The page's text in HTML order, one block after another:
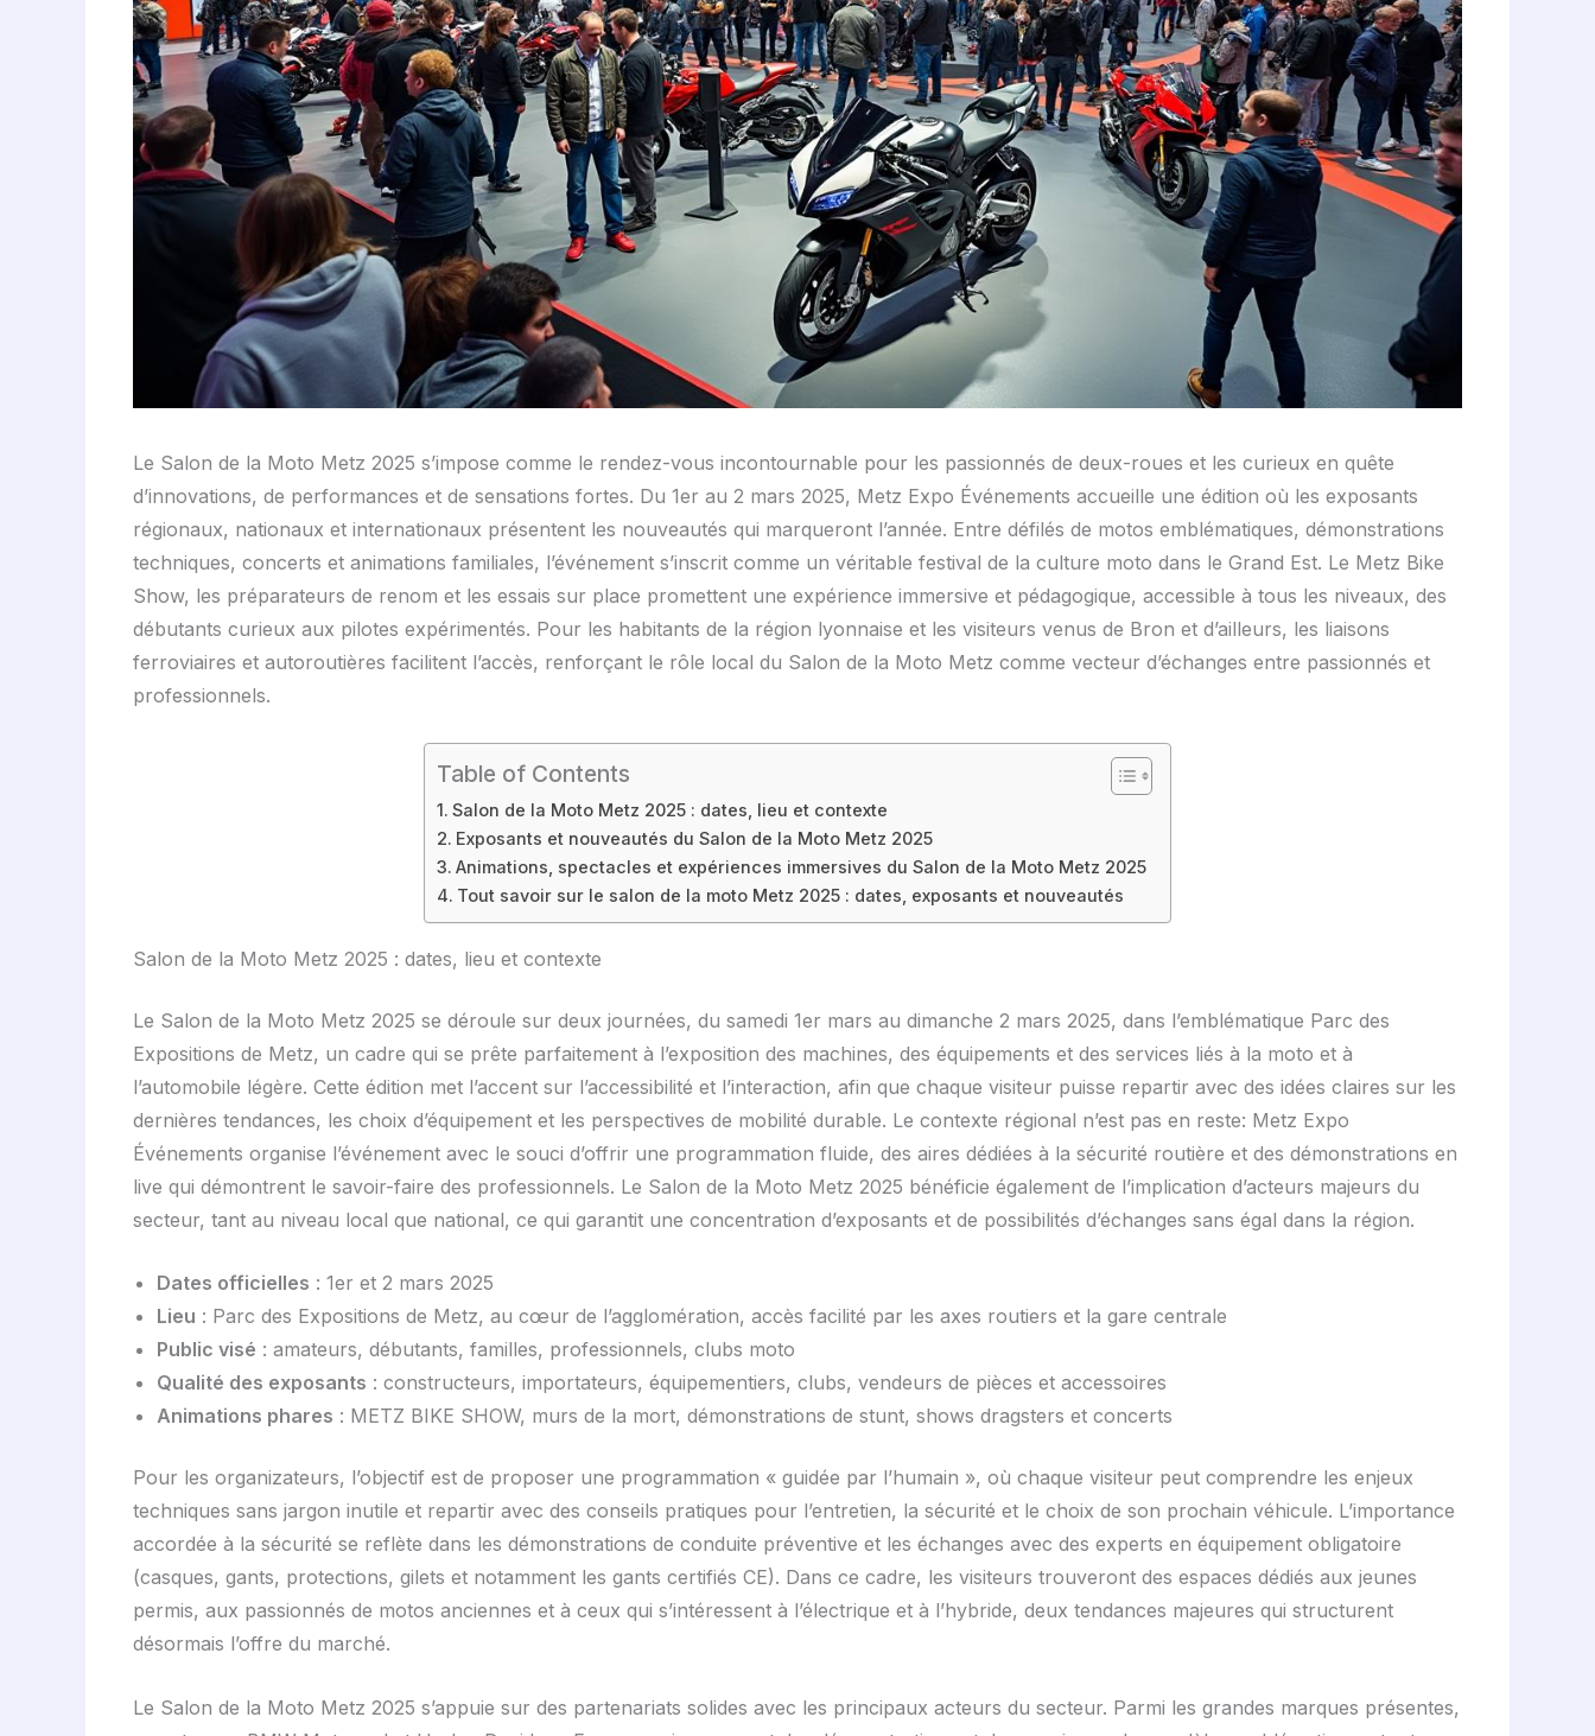
Le Salon de la Moto Metz 2025 s’impose comme le rendez-vous incontournable pour les passionnés de deux-roues et les curieux en quête
d’innovations, de performances et de sensations fortes. Du 1er au 2 mars 2025, Metz Expo Événements accueille une édition où les exposants
régionaux, nationaux et internationaux présentent les nouveautés qui marqueront l’année. Entre défilés de motos emblématiques, démonstrations
techniques, concerts et animations familiales, l’événement s’inscrit comme un véritable festival de la culture moto dans le Grand Est. Le Metz Bike
Show, les préparateurs de renom et les essais sur place promettent une expérience immersive et pédagogique, accessible à tous les niveaux, des
débutants curieux aux pilotes expérimentés. Pour les habitants de la région lyonnaise et les visiteurs venus de Bron et d’ailleurs, les liaisons
ferroviaires et autoroutières facilitent l’accès, renforçant le rôle local du Salon de la Moto Metz comme vecteur d’échanges entre passionnés et
professionnels.
Table of Contents
Salon de la Moto Metz 2025 : dates, lieu et contexte
Exposants et nouveautés du Salon de la Moto Metz 2025
Animations, spectacles et expériences immersives du Salon de la Moto Metz 2025
Tout savoir sur le salon de la moto Metz 2025 : dates, exposants et nouveautés
Salon de la Moto Metz 2025 : dates, lieu et contexte
Le Salon de la Moto Metz 2025 se déroule sur deux journées, du samedi 1er mars au dimanche 2 mars 2025, dans l’emblématique Parc des
Expositions de Metz, un cadre qui se prête parfaitement à l’exposition des machines, des équipements et des services liés à la moto et à
l’automobile légère. Cette édition met l’accent sur l’accessibilité et l’interaction, afin que chaque visiteur puisse repartir avec des idées claires sur les
dernières tendances, les choix d’équipement et les perspectives de mobilité durable. Le contexte régional n’est pas en reste: Metz Expo
Événements organise l’événement avec le souci d’offrir une programmation fluide, des aires dédiées à la sécurité routière et des démonstrations en
live qui démontrent le savoir-faire des professionnels. Le Salon de la Moto Metz 2025 bénéficie également de l’implication d’acteurs majeurs du
secteur, tant au niveau local que national, ce qui garantit une concentration d’exposants et de possibilités d’échanges sans égal dans la région.
Dates officielles : 1er et 2 mars 2025
Lieu : Parc des Expositions de Metz, au cœur de l’agglomération, accès facilité par les axes routiers et la gare centrale
Public visé : amateurs, débutants, familles, professionnels, clubs moto
Qualité des exposants : constructeurs, importateurs, équipementiers, clubs, vendeurs de pièces et accessoires
Animations phares : METZ BIKE SHOW, murs de la mort, démonstrations de stunt, shows dragsters et concerts
Pour les organizateurs, l’objectif est de proposer une programmation « guidée par l’humain », où chaque visiteur peut comprendre les enjeux
techniques sans jargon inutile et repartir avec des conseils pratiques pour l’entretien, la sécurité et le choix de son prochain véhicule. L’importance
accordée à la sécurité se reflète dans les démonstrations de conduite préventive et les échanges avec des experts en équipement obligatoire
(casques, gants, protections, gilets et notamment les gants certifiés CE). Dans ce cadre, les visiteurs trouveront des espaces dédiés aux jeunes
permis, aux passionnés de motos anciennes et à ceux qui s’intéressent à l’électrique et à l’hybride, deux tendances majeures qui structurent
désormais l’offre du marché.
Le Salon de la Moto Metz 2025 s’appuie sur des partenariats solides avec les principaux acteurs du secteur. Parmi les grandes marques présentes,